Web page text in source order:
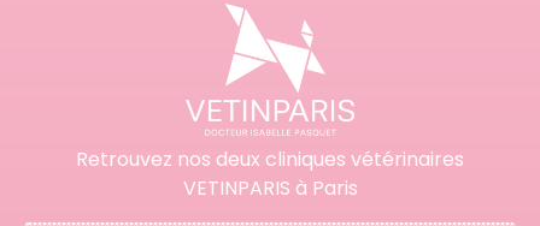
Retrouvez nos deux cliniques vétérinaires
VETINPARIS à Paris